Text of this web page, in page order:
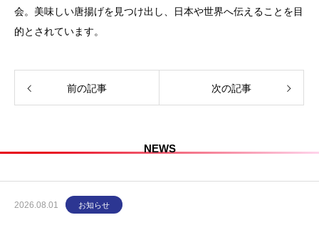
会。美味しい唐揚げを見つけ出し、日本や世界へ伝えることを目
的とされています。
前の記事 次の記事
NEWS
2026.08.01 お知らせ